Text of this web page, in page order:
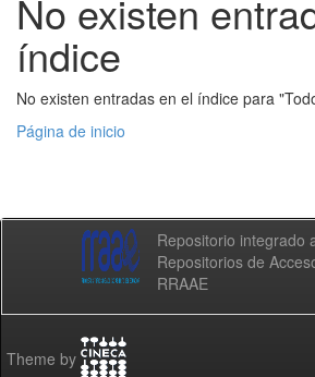
No existen
índice
No existen entradas en el índice para
Página de inicio
Repositorio integrado
Repositorios de
RRAAE
Theme by